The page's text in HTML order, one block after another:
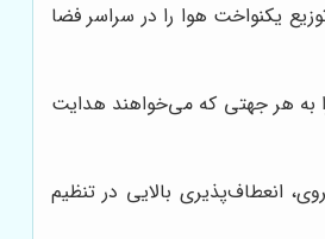
یکنواخت هوا را در سراسر فضا
می‌دهد تا جریان هوا را به هر جهتی که می‌خواهند هدایت
انعطاف‌پذیری بالایی در تنظیم